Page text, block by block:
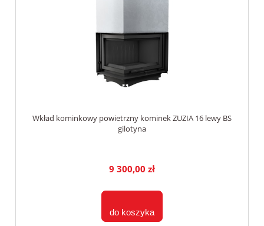
Wkład kominkowy powietrzny kominek ZUZIA 16 lewy BS
gilotyna
9 300,00 zł
do koszyka